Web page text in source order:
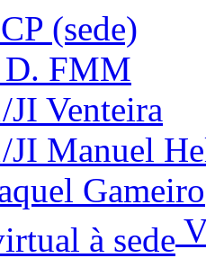
(sede)
D. FMM
JI Venteira
JI Manuel
Gameiro